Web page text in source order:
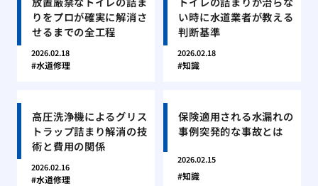
りをプロが確実に解消さ
せるまでの全工程
2026.02.18
水道修理
い時に水道業者が教える
判断基準
2026.02.18
知識
高圧洗浄機によるグリス
トラップ詰まり解消の技
術と費用の関係
2026.02.16
水道修理
保険適用される水漏れの
事例突発的な事故とは
2026.02.15
知識